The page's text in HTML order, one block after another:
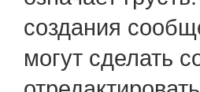
создания
могут сделать